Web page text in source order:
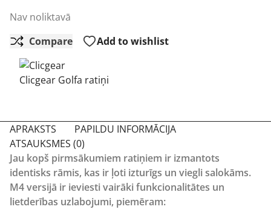
Nav noliktavā
Compare
Add to wishlist
Clicgear Golfa ratiņi
APRAKSTS
PAPILDU INFORMĀCIJA
ATSAUKSMES (0)
Jau kopš pirmsākumiem ratiņiem ir izmantots
identisks rāmis, kas ir ļoti izturīgs un viegli salokāms.
M4 versijā ir ieviesti vairāki funkcionalitātes un
lietderības uzlabojumi, piemēram: